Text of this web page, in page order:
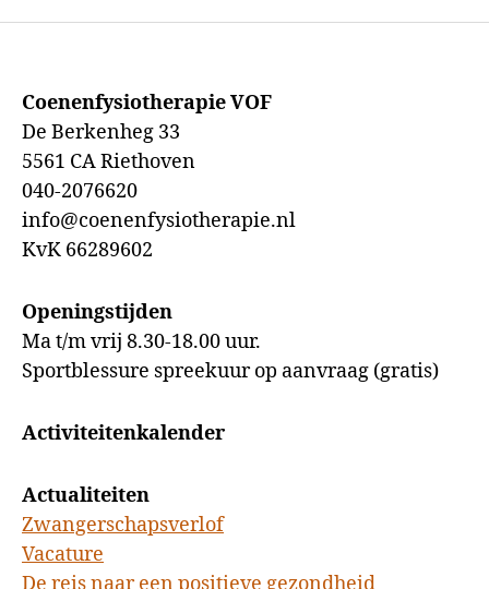
Coenenfysiotherapie VOF
De Berkenheg 33
5561 CA Riethoven
040-2076620
info@coenenfysiotherapie.nl
KvK 66289602
Openingstijden
Ma t/m vrij 8.30-18.00 uur.
Sportblessure spreekuur op aanvraag (gratis)
Activiteitenkalender
Actualiteiten
Zwangerschapsverlof
Vacature